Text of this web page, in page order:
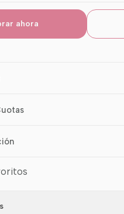
ahora